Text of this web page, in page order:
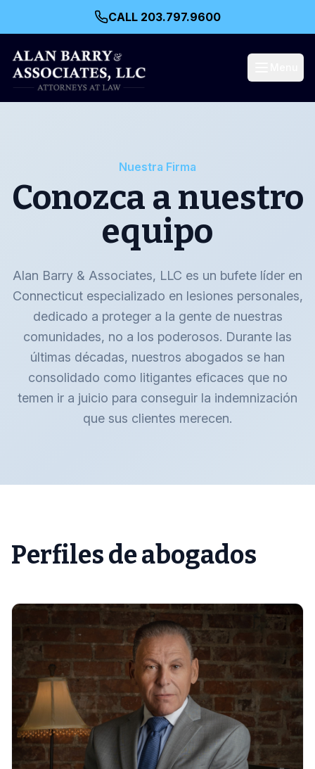
CALL 203.797.9600
Nuestra Firma
Conozca a nuestro
equipo
Alan Barry & Associates, LLC es un bufete líder en
Connecticut especializado en lesiones personales,
dedicado a proteger a la gente de nuestras
comunidades, no a los poderosos. Durante las
últimas décadas, nuestros abogados se han
consolidado como litigantes eficaces que no
temen ir a juicio para conseguir la indemnización
que sus clientes merecen.
Perfiles de abogados